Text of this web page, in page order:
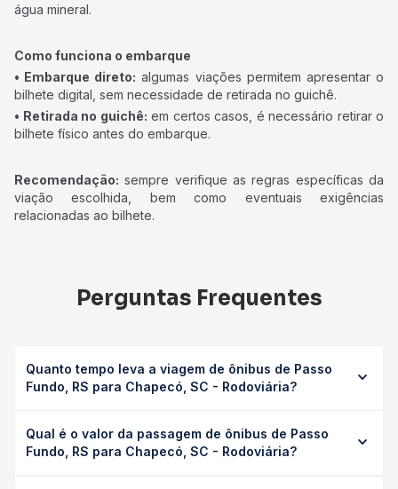
água mineral.
Como funciona o embarque
• Embarque direto: algumas viações permitem apresentar o
bilhete digital, sem necessidade de retirada no guichê.
• Retirada no guichê: em certos casos, é necessário retirar o
bilhete físico antes do embarque.
Recomendação: sempre verifique as regras específicas da
viação escolhida, bem como eventuais exigências
relacionadas ao bilhete.
Perguntas Frequentes
Quanto tempo leva a viagem de ônibus de Passo
Fundo, RS para Chapecó, SC - Rodoviária?
SC - Rodoviária leva em média 4h 18min, podendo variar
conforme a viação, o tipo de serviço (convencional,
Qual é o valor da passagem de ônibus de Passo
Fundo, RS para Chapecó, SC - Rodoviária?